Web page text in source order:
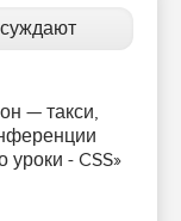
— такси,
уроки - CSS»